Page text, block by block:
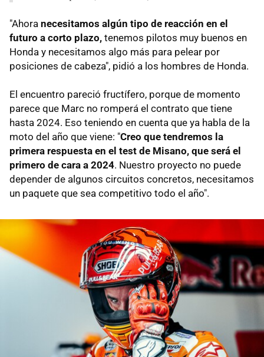
"Ahora necesitamos algún tipo de reacción en el
futuro a corto plazo, tenemos pilotos muy buenos en
Honda y necesitamos algo más para pelear por
posiciones de cabeza", pidió a los hombres de Honda.
El encuentro pareció fructífero, porque de momento
parece que Marc no romperá el contrato que tiene
hasta 2024. Eso teniendo en cuenta que ya habla de la
moto del año que viene: "Creo que tendremos la
primera respuesta en el test de Misano, que será el
primero de cara a 2024. Nuestro proyecto no puede
depender de algunos circuitos concretos, necesitamos
un paquete que sea competitivo todo el año".